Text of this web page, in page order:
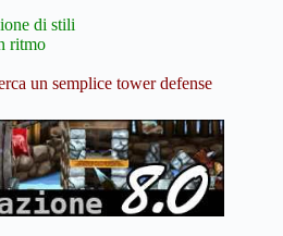
di stili
ritmo
un semplice tower defense